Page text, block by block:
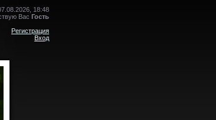
18:48
Вас Гость
Регистрация
Вход